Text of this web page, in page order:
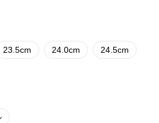
23.5cm 24.0cm 24.5cm